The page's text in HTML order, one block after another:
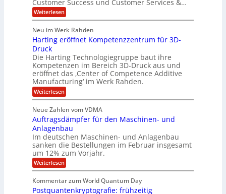
H
u
b
e
r
ä
l
t
6
5
M
i
l
l
i
o
n
a
l
e
s
n
g
i
n
e
r
i
n
g
f
ü
r
E
M
e
l
l
r
i
e
r
s
i
o
n
3
.
2
G
r
o
p
ü
r
n
i
m
m
t
A
p
s
o
l
u
t
Customer Success und Customer Services &…
Weiterlesen:
T
o
m
S
a
u
e
r
e
s
i
g
w
i
r
d
C
h
i
e
f
Neu im Werk Rahden
Harting eröffnet Kompetenzzentrum für 3D-
Druck
Die Harting Technologiegruppe baut ihre
Kompetenzen im Bereich 3D-Druck aus und
eröffnet das ‚Center of Competence Additive
Manufacturing‘ im Werk Rahden.
Weiterlesen:
H
r
t
i
n
g
e
r
ö
f
n
e
Neue Zahlen vom VDMA
Auftragsdämpfer für den Maschinen- und
Anlagenbau
Im deutschen Maschinen- und Anlagenbau
sanken die Bestellungen im Februar insgesamt
um 12% zum Vorjahr.
Weiterlesen:
A
f
t
Kommentar zum World Quantum Day
Postquantenkryptografie: frühzeitig